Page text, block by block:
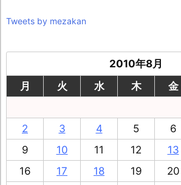
Tweets by mezakan
2010年8月
月
火 水 木 金
2
3 4 5 6
9
10 11 12 13
16
17 18 19 20